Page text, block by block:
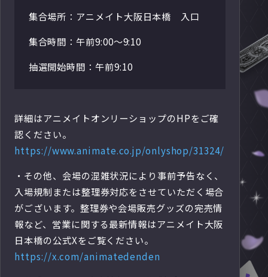
集合場所：アニメイト大阪日本橋 入口
集合時間：午前9:00〜9:10
抽選開始時間：午前9:10
詳細はアニメイトオンリーショップのHPをご確
認ください。
https://www.animate.co.jp/onlyshop/31324/
・その他、会場の混雑状況により事前予告なく、
入場規制または整理券対応をさせていただく場合
がございます。整理券や会場販売グッズの完売情
報など、営業に関する最新情報はアニメイト大阪
日本橋の公式Xをご覧ください。
https://x.com/animatedenden